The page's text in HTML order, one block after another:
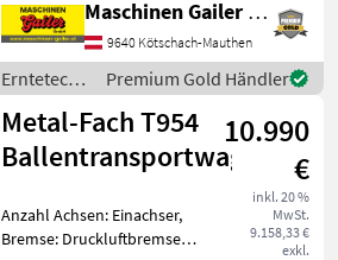
Elektroantrieb * Antrieb
über Elektromotor 220 Volt
* 3-Punkt-Anbau für Traktor
(Transport) * elektris
Maschinen Gailer GmbH
9640 Kötschach-Mauthen
Erntetechnik
Grünland /
Metal-Fach
Premium Gold Händler
Metal-Fach T954
Ballentransportwagen
10.990
€
inkl. 20 %
MwSt.
9.158,33 €
exkl.
Anzahl Achsen: Einachser,
Bremse: Druckluftbremse,